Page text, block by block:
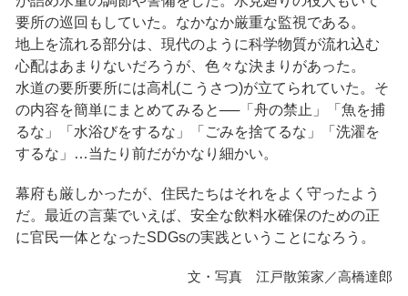
要所の巡回もしていた。なかなか厳重な監視である。
地上を流れる部分は、現代のように科学物質が流れ込む
心配はあまりないだろうが、色々な決まりがあった。
水道の要所要所には高札(こうさつ)が立てられていた。そ
の内容を簡単にまとめてみると──「舟の禁止」「魚を捕
るな」「水浴びをするな」「ごみを捨てるな」「洗濯を
するな」…当たり前だがかなり細かい。
幕府も厳しかったが、住民たちはそれをよく守ったよう
だ。最近の言葉でいえば、安全な飲料水確保のための正
に官民一体となったSDGsの実践ということになろう。
文・写真 江戸散策家／高橋達郎